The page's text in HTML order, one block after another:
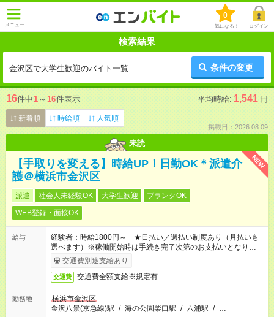
メニュー
0
気になる！ ログイン
検索結果
金沢区で大学生歓迎のバイト一覧 条件の変更
16件中1 ～ 16件表示 平均時給: 1,541 円
新着順 時給順 人気順
掲載日：2026.08.09
未読
NEW
【手取りを変える】時給UP！日勤OK＊派遣介
護＠横浜市金沢区
派遣 社会人未経験OK 大学生歓迎
ブランクOK
WEB登録・面接OK
給与
経験者：時給1800円～ ★日払い／週払い制度あり（月払いも
選べます）※稼働開始時は手続き完了次第のお支払いとなりま
す。交通費別途支給あり
交通費 交通費全額支給※規定有
勤務地
横浜市金沢区
金沢八景(京急線)駅 / 海の公園柴口駅 / 六浦駅 / …